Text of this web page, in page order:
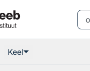
Keel